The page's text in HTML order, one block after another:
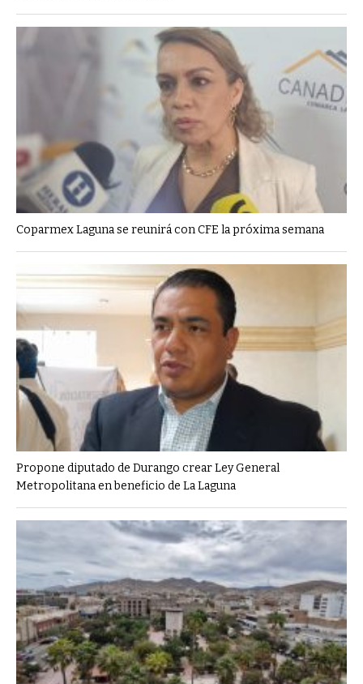
Coparmex Laguna se reunirá con CFE la próxima semana
Propone diputado de Durango crear Ley General
Metropolitana en beneficio de La Laguna